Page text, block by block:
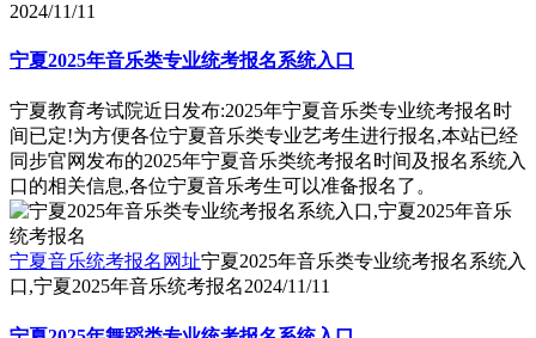
2024/11/11
宁夏2025年音乐类专业统考报名系统入口
宁夏教育考试院近日发布:2025年宁夏音乐类专业统考报名时
间已定!为方便各位宁夏音乐类专业艺考生进行报名,本站已经
同步官网发布的2025年宁夏音乐类统考报名时间及报名系统入
口的相关信息,各位宁夏音乐考生可以准备报名了。
宁夏音乐统考报名网址宁夏2025年音乐类专业统考报名系统入
口,宁夏2025年音乐统考报名2024/11/11